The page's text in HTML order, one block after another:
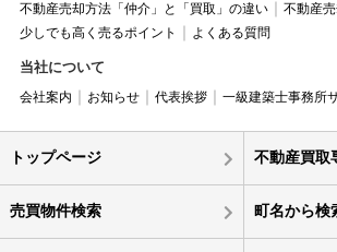
不動産売却方法「仲介」と「買取」の違い
不動産
少しでも高く売るポイント
よくある質問
当社について
会社案内 お知らせ 代表挨拶 一級建築士事務所
トップページ 不動産買取
売買物件検索 町名から検